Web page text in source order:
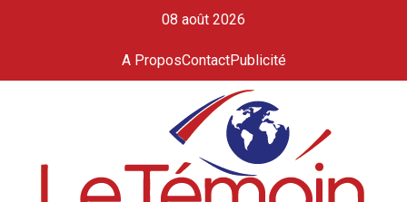
08 août 2026
A ProposContactPublicité